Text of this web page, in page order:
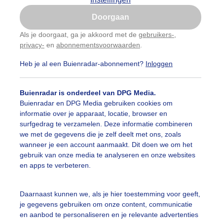
Doorgaan
Als je doorgaat, ga je akkoord met de gebruikers-
privacy- en abonnementsvoorwaarden
Heb je al een Buienradar-abonnement? Inloggen
Buienradar is onderdeel van DPG Media.
Buienradar en DPG Media gebruiken cookies om
informatie over je apparaat, locatie, browser en
surfgedrag te verzamelen. Deze informatie combineren
we met de gegevens die je zelf deelt met ons, zoals
wanneer je een account aanmaakt. Dit doen we om het
gebruik van onze media te analyseren en onze websites
en apps te verbeteren.
Daarnaast kunnen we, als je hier toestemming voor geeft,
je gegevens gebruiken om onze content, communicatie
en aanbod te personaliseren en je relevante advertenties
Nu niet, misschien later
Gebruik je Safari en wil je niet elke dag deze pop-up
Klikhierom dit aan te passen